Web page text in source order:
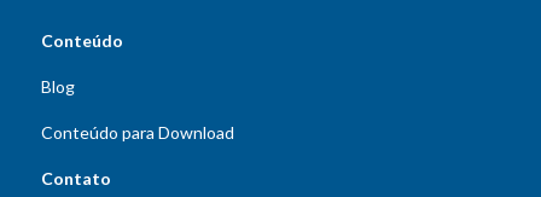
Conteúdo
Blog
Conteúdo para Download
Contato